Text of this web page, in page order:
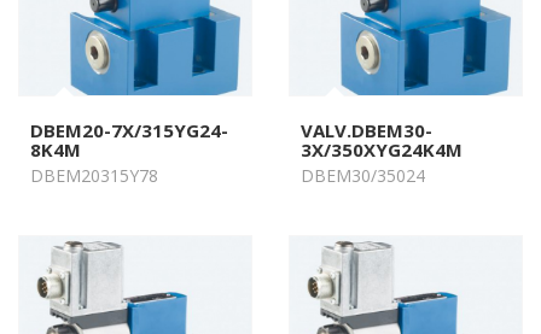
DBEM20-7X/315YG24-
8K4M
DBEM20315Y78
VALV.DBEM30-
3X/350XYG24K4M
DBEM30/35024